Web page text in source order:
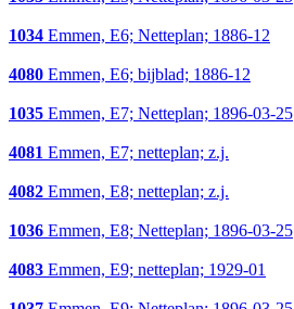
1034 Emmen, E6; Netteplan; 1886-12
4080 Emmen, E6; bijblad; 1886-12
1035 Emmen, E7; Netteplan; 1896-03-25
4081 Emmen, E7; netteplan; z.j.
4082 Emmen, E8; netteplan; z.j.
1036 Emmen, E8; Netteplan; 1896-03-25
4083 Emmen, E9; netteplan; 1929-01